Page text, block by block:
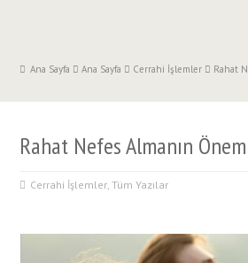
Ana Sayfa Ana Sayfa Cerrahi İşlemler Rahat
Rahat Nefes Almanın
Cerrahi İşlemler,Tüm Yazılar